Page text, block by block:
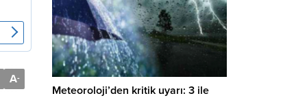
A-
Merkezi – CHP Genel Başkanı Kemal
Kılıçdaroğlu, Rauf Denktaş Kültür
Merkezi’nde gerçekleştirilen ve yeni
üyelere rozetlerinin takıldığı...
Meteoroloji’den kritik uyarı: 3 ile